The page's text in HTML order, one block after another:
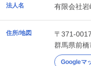
法人名 有限会社
住所/地図
〒371-0017
群馬県前橋
Googleマ